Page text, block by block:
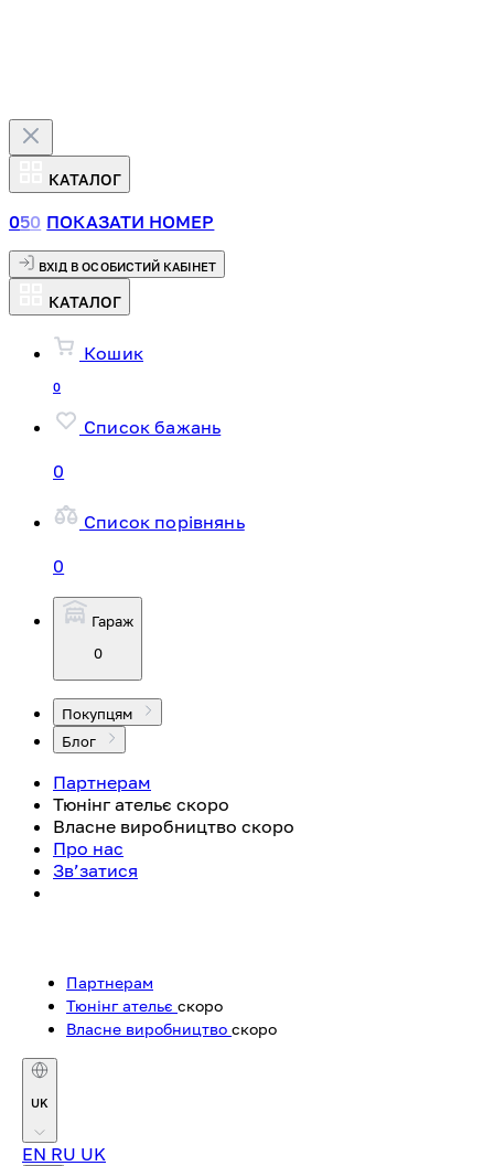
КАТАЛОГ
050 ПОКАЗАТИ НОМЕР
ВХІД В ОСОБИСТИЙ КАБІНЕТ
КАТАЛОГ
Кошик
0
Список бажань
0
Список порівнянь
0
Гараж
0
Покупцям
Блог
Партнерам
Тюнінг ательє скоро
Власне виробництво скоро
Про нас
Зв’затися
Партнерам
Тюнінг ательє скоро
Власне виробництво скоро
UK
EN RU UK